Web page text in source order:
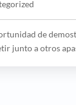
de
junto a otros